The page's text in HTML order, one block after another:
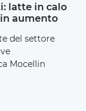
latte in calo
aumento
del settore
Mocellin